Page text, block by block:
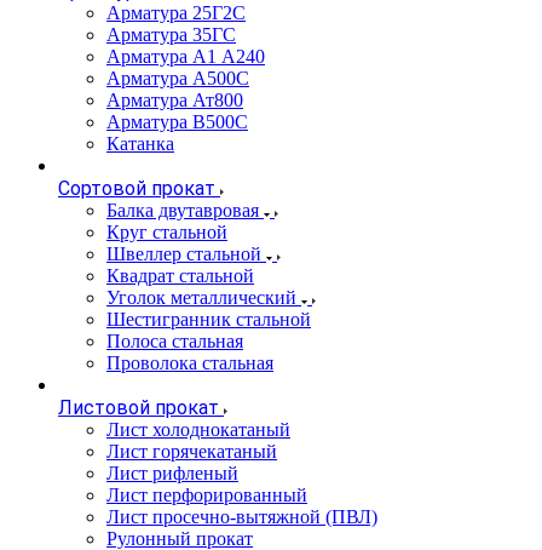
Арматура 25Г2С
Арматура 35ГС
Арматура А1 А240
Арматура А500С
Арматура Ат800
Арматура В500С
Катанка
Сортовой прокат
Балка двутавровая
Круг стальной
Швеллер стальной
Квадрат стальной
Уголок металлический
Шестигранник стальной
Полоса стальная
Проволока стальная
Листовой прокат
Лист холоднокатаный
Лист горячекатаный
Лист рифленый
Лист перфорированный
Лист просечно-вытяжной (ПВЛ)
Рулонный прокат